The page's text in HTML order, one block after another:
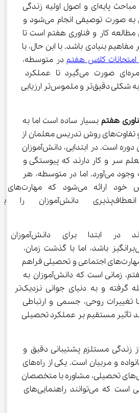
در ابتدایی، آموزش بر مباحث پایه‌ای و اصول اولیه زندگی
تمرکز دارد و ارزشیابی به صورت توصیفی انجام می‌شود و
مطالعه کار و فناوری هفتم است تا
مفاهیم بنیادی باشد. با این حال، با
کلاس هفتم در متوسطه،
ارزشیابی به شیوه نمره‌ای صورت می‌گیرد تا عملکرد
تحصیلی دانش‌آموزان به شکلی دقیق‌تر و ملموس‌تر ارزیابی
هفتم بسیار ساده است اما به
طور کلی تنوع دبیران و تفاوت‌های روش تدریس معلمان از
دیگر تغییرات مهم این دوره است. در ابتدایی، دانش‌آموزان
سر و کار دارند که پیوستگی و
استمرار در آموزش به وجود می‌آورد. اما در متوسطه، هر
درس با معلم خاص خود ارائه می‌شود که مهارت‌های
تطبیق‌پذیری و انعطاف‌پذیری
این تغییر می‌تواند در ابتدا برای
خانواده‌هایشان چالش‌برانگیز باشد، اما با گذشت زمان،
فرصتی برای افزایش مهارت‌های اجتماعی و تحصیلی فراهم
می‌آورد. دوران پایه هفتم، زمانی است که دانش‌آموزان به
تدریج از کودکی فاصله گرفته و به دنیای جوانی نزدیک‌تر
با تغییرات روحی، جسمی و ارتباطی
است که می‌تواند تأثیر مستقیم بر عملکرد تحصیلی
زندگی مستلزم پشتیبانی دقیق و
هدایت مؤثر توسط خانواده و مربیان است. یکی از راه‌های
کاهش نگرانی و چالش‌های تحصیلی، مشاوره با متخصصان
روان‌شناسی و تحصیلی است که می‌توانند راهنمایی‌های